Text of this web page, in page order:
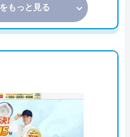
もっと見る